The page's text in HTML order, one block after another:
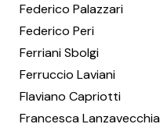
Federico Palazzari
Federico Peri
Ferriani Sbolgi
Ferruccio Laviani
Flaviano Capriotti
Francesca Lanzavecchia